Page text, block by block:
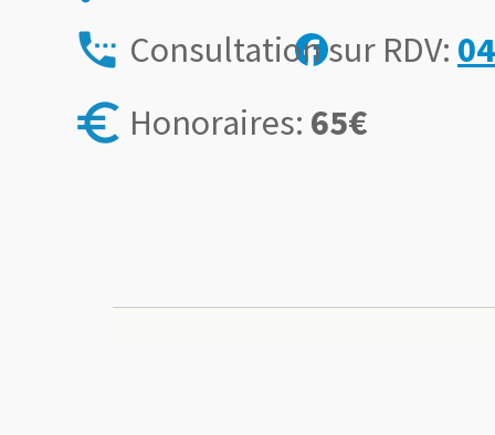
Consultation sur RDV:
Honoraires: 65€
settings_phone
euro_symbol